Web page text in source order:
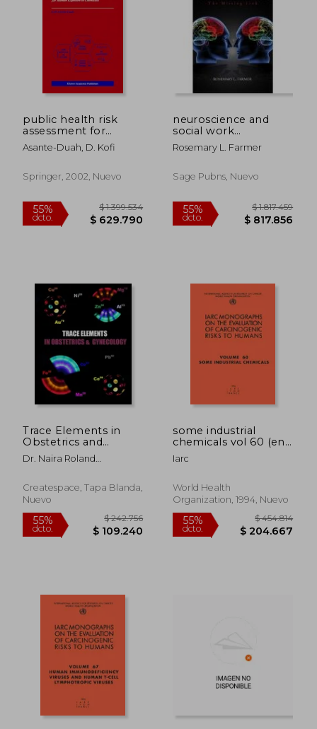
55%
dcto. $
55%
dcto. $ 218.499
55%
public health risk
assessment for
human exposure to
chemicals (en Inglés)
Asante-Duah, D. Kofi
Springer, 2002, Nuevo
55%
neuroscience and
social work
practice,the missing
link
Rosemary L. Farmer
Sage Pubns, Nuevo
55%
Trace Elements in
Obstetrics and
Gynecology
Dr. Naira Roland
Createspace, Tapa Blanda,
Nuevo
some industrial
chemicals vol 60 (en
Inglés)
Iarc
World Health
Organization, 1994, Nuevo